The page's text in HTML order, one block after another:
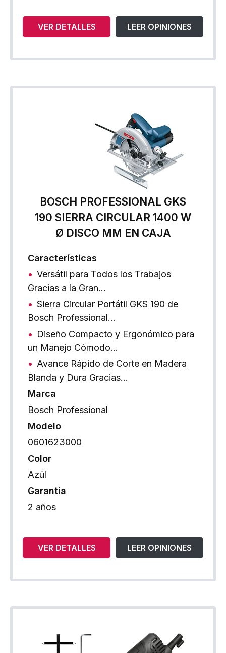
VER DETALLES LEER OPINIONES
BOSCH PROFESSIONAL GKS
190 SIERRA CIRCULAR 1400 W
Ø DISCO MM EN CAJA
Características
Versátil para Todos los Trabajos
Gracias a la Gran…
Sierra Circular Portátil GKS 190 de
Bosch Professional…
Diseño Compacto y Ergonómico para
un Manejo Cómodo…
Avance Rápido de Corte en Madera
Blanda y Dura Gracias…
Marca
Bosch Professional
Modelo
0601623000
Color
Azúl
Garantía
2 años
VER DETALLES LEER OPINIONES